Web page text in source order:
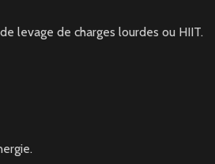
levage de charges lourdes ou HIIT.